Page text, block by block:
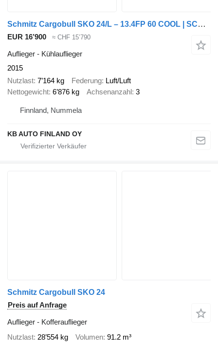
Schmitz Cargobull SKO 24/L – 13.4FP 60 COOL | SCB*S3B
EUR 16’900 ≈ CHF 15’790
Auflieger - Kühlauflieger
2015
Nutzlast 7’164 kg Federung Luft/Luft
Nettogewicht 6’876 kg Achsenanzahl 3
Finnland, Nummela
KB AUTO FINLAND OY
Schmitz Cargobull SKO 24
Preis auf Anfrage
Auflieger - Kofferauflieger
Nutzlast 28’554 kg Volumen 91.2 m³